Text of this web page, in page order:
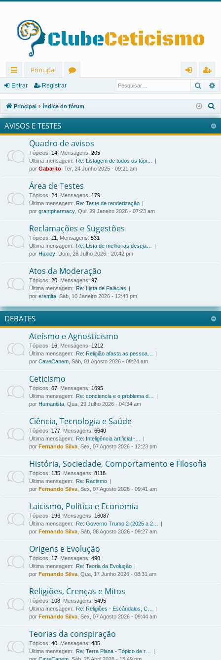
in
ks
rá
pi
os
Principal
u
ns
ra
r
eg
ist
ra
Entrar Registrar
Principal Índice do fórum
e
s
AVISOS E TESTES
Quadro de avisos
Tópicos: 14, Mensagens: 205
Última mensagem:
Re: Listagem de todos os tópi…
por Gabarito, Ter, 24 Junho 2025 - 09:21 am
Área de Testes
Tópicos: 24, Mensagens: 179
Última mensagem:
Re: Teste de renderização
por grantpharmacy, Qui, 29 Janeiro 2026 - 07:23 am
Reclamações e Sugestões
Tópicos: 11, Mensagens: 531
Última mensagem:
Re: Lista de melhorias deseja…
por Huxley, Dom, 26 Julho 2026 - 20:42 pm
Atos da Moderação
Tópicos: 20, Mensagens: 97
Última mensagem:
Re: Lista de Falácias
por eremita, Sáb, 10 Janeiro 2026 - 12:43 pm
DEBATES
Ateísmo e Agnosticismo
Tópicos: 16, Mensagens: 1212
Última mensagem:
Re: Religião afasta as pessoa…
por CaveCanem, Sáb, 01 Agosto 2026 - 08:24 am
Ceticismo
Tópicos: 67, Mensagens: 1695
Última mensagem:
Re: conciencia e o problema d…
por Humanista, Qua, 29 Julho 2026 - 04:34 am
Ciência, Tecnologia e Saúde
Tópicos: 177, Mensagens: 6640
Última mensagem:
Re: Inteligência artificial -…
por Fernando Silva, Sex, 07 Agosto 2026 - 12:23 pm
História, Sociedade, Comportamento e Filosofia
Tópicos: 135, Mensagens: 8118
Última mensagem:
Re: Racismo
por Fernando Silva, Sex, 07 Agosto 2026 - 09:41 am
Laicismo, Política e Economia
Tópicos: 196, Mensagens: 16087
Última mensagem:
Re: Governo Trump 2 (2025 a 2…
por Fernando Silva, Sáb, 08 Agosto 2026 - 09:27 am
Origens e Evolução
Tópicos: 17, Mensagens: 490
Última mensagem:
Re: Teoria da Evolução
por Fernando Silva, Qua, 17 Junho 2026 - 08:31 am
Religiões, Crenças e Mitos
Tópicos: 108, Mensagens: 5495
Última mensagem:
Re: Religiões - Escândalos, C…
por Fernando Silva, Sex, 07 Agosto 2026 - 09:44 am
Teorias da conspiração
Tópicos: 40, Mensagens: 485
Última mensagem:
Re: Terra Plana - Tópico de r…